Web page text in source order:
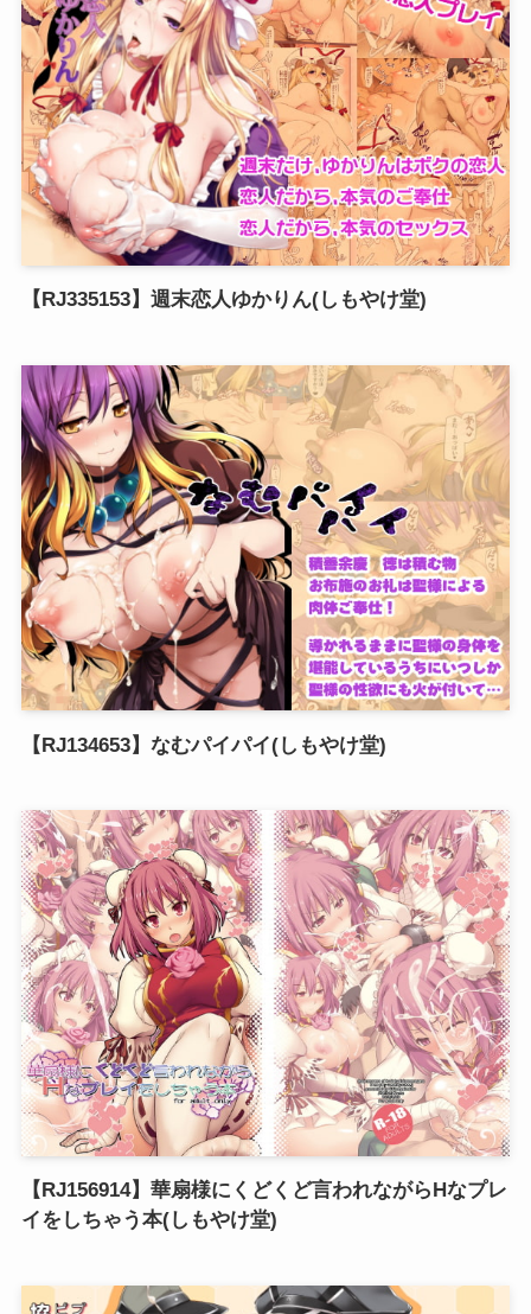
【RJ335153】週末恋人ゆかりん(しもやけ堂)
【RJ134653】なむパイパイ(しもやけ堂)
【RJ156914】華扇様にくどくど言われながらHなプレ
イをしちゃう本(しもやけ堂)